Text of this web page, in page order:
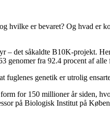
hvilke er bevaret? Og hvad er
– det såkaldte B10K-projekt.
genomer fra 92.4 procent af
fuglenes genetik er utrolig
for 150 millioner år siden,
på Biologisk Institut på